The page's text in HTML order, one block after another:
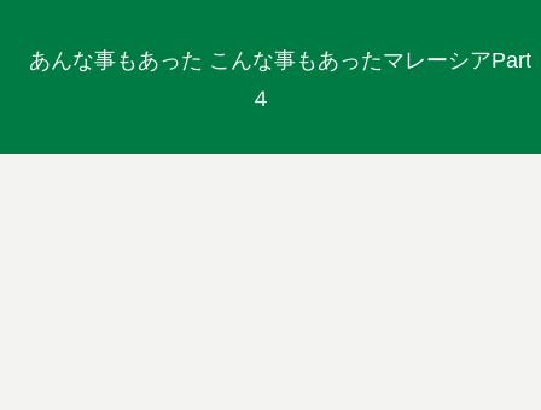
あんな事もあった こんな事もあったマレーシアPart
４